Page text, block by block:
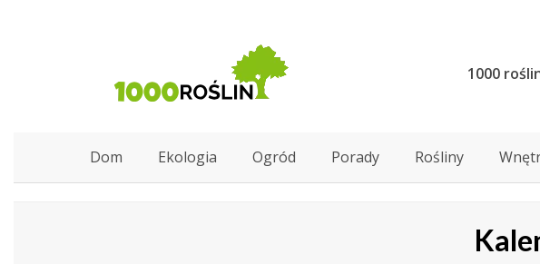
1000
Dom Ekologia Ogród Porady Rośliny